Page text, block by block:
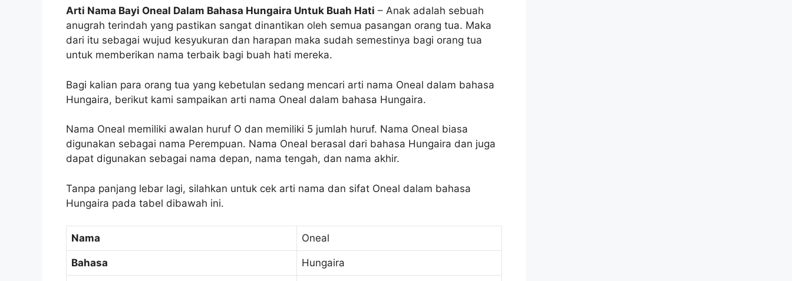
Arti Nama Bayi Oneal Dalam Bahasa Hungaira Untuk Buah Hati – Anak adalah sebuah
anugrah terindah yang pastikan sangat dinantikan oleh semua pasangan orang tua. Maka
dari itu sebagai wujud kesyukuran dan harapan maka sudah semestinya bagi orang tua
untuk memberikan nama terbaik bagi buah hati mereka.
Bagi kalian para orang tua yang kebetulan sedang mencari arti nama Oneal dalam bahasa
Hungaira, berikut kami sampaikan arti nama Oneal dalam bahasa Hungaira.
Nama Oneal memiliki awalan huruf O dan memiliki 5 jumlah huruf. Nama Oneal biasa
digunakan sebagai nama Perempuan. Nama Oneal berasal dari bahasa Hungaira dan juga
dapat digunakan sebagai nama depan, nama tengah, dan nama akhir.
Tanpa panjang lebar lagi, silahkan untuk cek arti nama dan sifat Oneal dalam bahasa
Hungaira pada tabel dibawah ini.
Nama Oneal
Bahasa Hungaira